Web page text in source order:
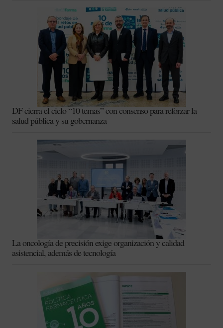
DF cierra el ciclo “10 temas” con consenso para reforzar la
salud pública y su gobernanza
La oncología de precisión exige organización y calidad
asistencial, además de tecnología